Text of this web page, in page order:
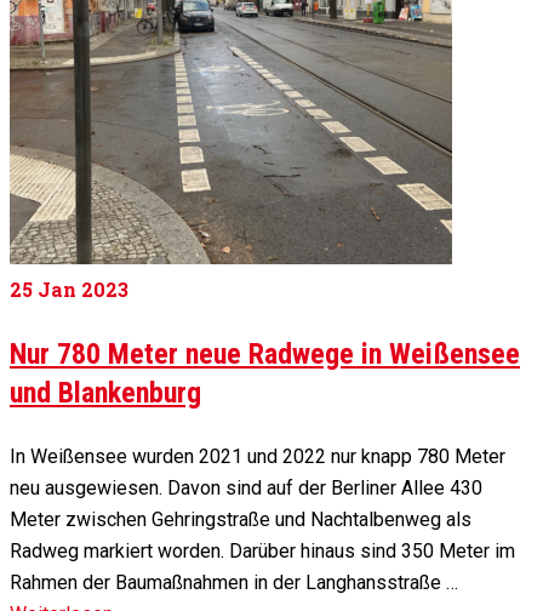
25 Jan 2023
Nur 780 Meter neue Radwege in Weißensee
und Blankenburg
In Weißensee wurden 2021 und 2022 nur knapp 780 Meter
neu ausgewiesen. Davon sind auf der Berliner Allee 430
Meter zwischen Gehringstraße und Nachtalbenweg als
Radweg markiert worden. Darüber hinaus sind 350 Meter im
Rahmen der Baumaßnahmen in der Langhansstraße …